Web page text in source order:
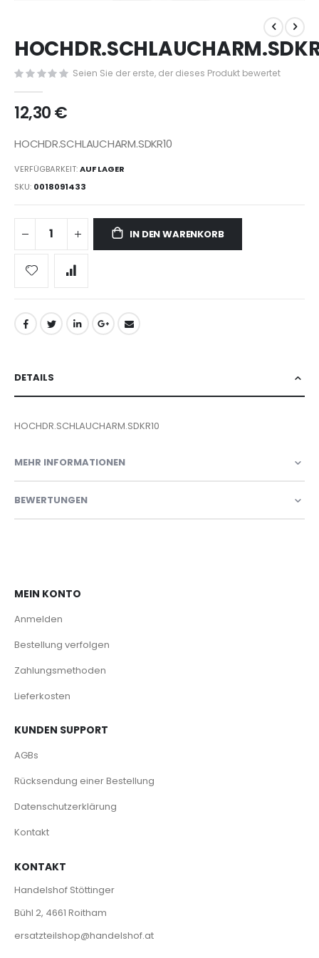
Bildergalerie
springen
Seien Sie der erste, der dieses Produkt bewertet
12,30 €
HOCHDR.SCHLAUCHARM.SDKR10
VERFÜGBARKEIT:AUF LAGER
SKU 0018091433
IN DEN WARENKORB
DETAILS
HOCHDR.SCHLAUCHARM.SDKR10
MEHR INFORMATIONEN
BEWERTUNGEN
MEIN KONTO
Anmelden
Bestellung verfolgen
Zahlungsmethoden
Lieferkosten
KUNDEN SUPPORT
AGBs
Rücksendung einer Bestellung
Datenschutzerklärung
Kontakt
KONTAKT
Handelshof Stöttinger
Bühl 2, 4661 Roitham
ersatzteilshop@handelshof.at